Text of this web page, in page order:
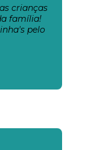
crianças
família!
pelo